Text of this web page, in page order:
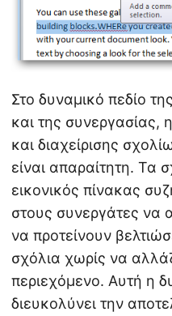
Στο δυναμικό πεδίο
και της συνεργασίας,
και διαχείρισης
είναι απαραίτητη. Τα
εικονικός πίνακας
στους συνεργάτες να
να προτείνουν
σχόλια χωρίς να
περιεχόμενο. Αυτή η
διευκολύνει την